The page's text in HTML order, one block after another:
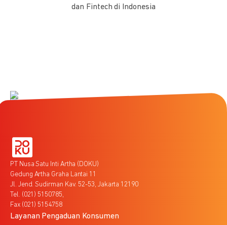
dan Fintech di Indonesia
PT Nusa Satu Inti Artha (DOKU)
Gedung Artha Graha Lantai 11
Jl. Jend. Sudirman Kav. 52-53, Jakarta 12190
Tel. (021) 5150785,
Fax (021) 5154758
Layanan Pengaduan Konsumen